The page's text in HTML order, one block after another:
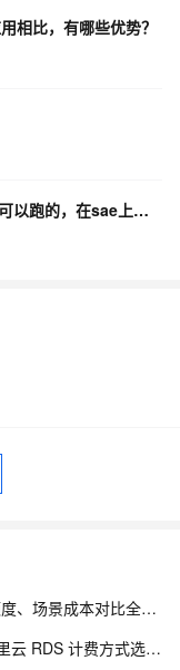
相比，有哪些优势？
Serverless 应用引擎 node应用，镜像本地可以跑的，在sae上部署失败，麻烦大佬帮忙看下
什么是函数计算 FC？CU 计费模式、免费额度、场景成本对比全说明
云数据库包年包月和按量付费哪个划算？阿里云 RDS 计费方式选型全解析